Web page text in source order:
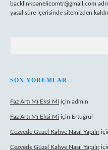
backlinkpanelicomtr@gmail.com
yasal süre içerisinde sitemizden
SON YORUMLAR
Faz Artı Mı Eksi Mi için admin
Faz Artı Mı Eksi Mi için Ertuğrul
Cezvede Güzel Kahve Nasıl Yapılır
Cezvede Güzel Kahve Nasıl Yapılır